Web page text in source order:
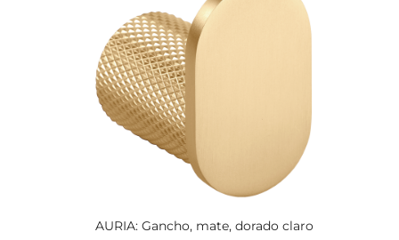
AURIA: Gancho, mate, dorado claro